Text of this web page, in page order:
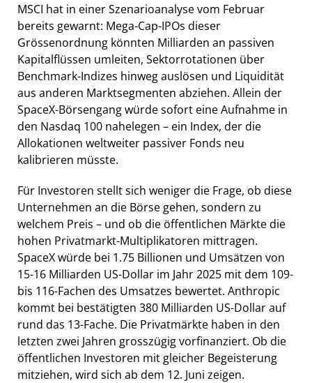
MSCI hat in einer Szenarioanalyse vom Februar
bereits gewarnt: Mega-Cap-IPOs dieser
Grössenordnung könnten Milliarden an passiven
Kapitalflüssen umleiten, Sektorrotationen über
Benchmark-Indizes hinweg auslösen und Liquidität
aus anderen Marktsegmenten abziehen. Allein der
SpaceX-Börsengang würde sofort eine Aufnahme in
den Nasdaq 100 nahelegen – ein Index, der die
Allokationen weltweiter passiver Fonds neu
kalibrieren müsste.
Für Investoren stellt sich weniger die Frage, ob diese
Unternehmen an die Börse gehen, sondern zu
welchem Preis – und ob die öffentlichen Märkte die
hohen Privatmarkt-Multiplikatoren mittragen.
SpaceX würde bei 1.75 Billionen und Umsätzen von
15-16 Milliarden US-Dollar im Jahr 2025 mit dem 109-
bis 116-Fachen des Umsatzes bewertet. Anthropic
kommt bei bestätigten 380 Milliarden US-Dollar auf
rund das 13-Fache. Die Privatmärkte haben in den
letzten zwei Jahren grosszügig vorfinanziert. Ob die
öffentlichen Investoren mit gleicher Begeisterung
mitziehen, wird sich ab dem 12. Juni zeigen.